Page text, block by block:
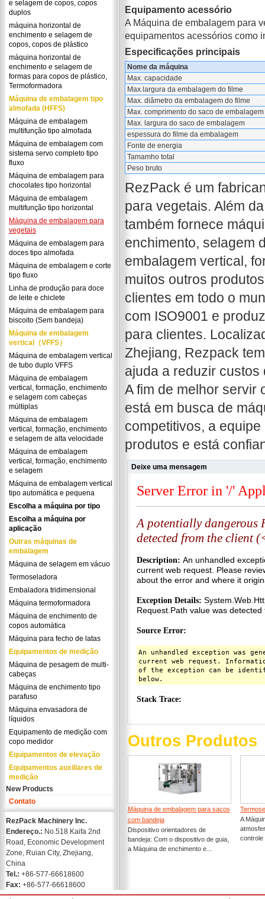
e selagem de copos, copos
duplos
máquina horizontal de
enchimento e selagem de
copos, copos de plástico
máquina horizontal de
enchimento e selagem de
formas para copos de plástico,
Termoformadora
Máquina de embalagem tipo
almofada (HFFS)
Máquina de embalagem
multifunção tipo almofada
Máquina de embalagem com
sistema servo completo tipo
fluxo
Máquina de embalagem para
chocolates tipo horizontal
Máquina de embalagem
multifunção tipo horizontal
Máquina de embalagem para
vegetais
Máquina de embalagem para
doces tipo almofada
Máquina de embalagem e corte
tipo fluxo
Linha de produção para doce
de leite e chiclete
Máquina de embalagem para
biscoito (Sem bandeja)
Máquina de embalagem
vertical（VFFS）
Máquina de embalagem vertical
de tubo duplo VFFS
Máquina de embalagem
vertical, formação, enchimento
e selagem com cabeças
múltiplas
Máquina de embalagem
vertical, formação, enchimento
e selagem de alta velocidade
Máquina de embalagem
vertical, formação, enchimento
e selagem
Máquina de embalagem vertical
tipo automática e pequena
Escolha a máquina por tipo
Escolha a máquina por
aplicação
Outras máquinas de
embalagem
Máquina de selagem em vácuo
Termoseladora
Embaladora tridimensional
Máquina termoformadora
Máquina de enchimento de
copos automática
Máquina para fecho de latas
Equipamentos de medição
Máquina de pesagem de multi-
cabeças
Máquina de enchimento tipo
parafuso
Máquina envasadora de
líquidos
Equipamento de medição com
copo medidor
Equipamentos de elevação
Equipamentos auxiliares de
medição
New Products
Contato
RezPack Machinery Inc.
Endereço.: No.518 Kaifa 2nd
Road, Economic Development
Zone, Ruian City, Zhejiang,
China
Tel.: +86-577-66618600
Fax: +86-577-66618600
Equipamento acessório
A Máquina de embalagem para
equipamentos acessórios como
Especificações principais
Nome da máquina
Max. capacidade
Max.largura da embalagem do filme
Max. diâmetro da embalagem do filme
Max. comprimento do saco de embalagem
Max. largura do saco de embalagem
espessura do filme da embalagem
Fonte de energia
Tamamho total
Peso bruto
RezPack é um
para vegetais. Além
também fornece
enchimento, selagem
embalagem vertical,
muitos outros
clientes em todo o
com ISO9001 e
para clientes.
Zhejiang, Rezpack
ajuda a reduzir
A fim de melhor servir
está em busca de
competitivos, a
produtos e está
Deixe uma mensagem
Outros Produtos
Máquina de embalagem para sacos
com bandeja
Dispositivo orientadores de
bandeja: Com o dispositivo de guia,
a Máquina de enchimento e...
A
controle